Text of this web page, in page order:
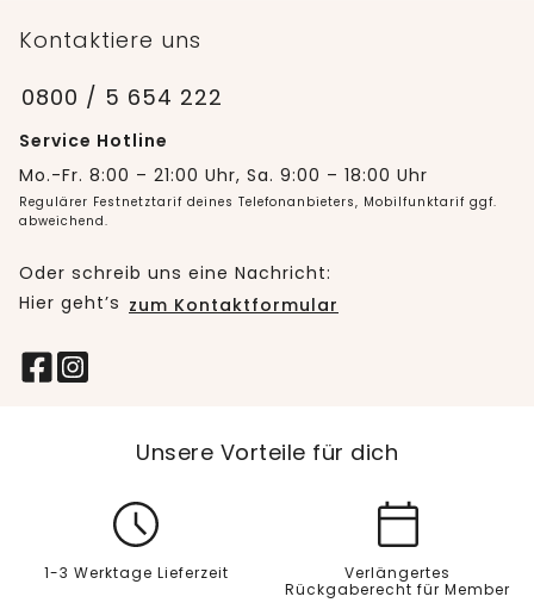
Kontaktiere uns
0800 / 5 654 222
Service Hotline
Mo.-Fr. 8:00 – 21:00 Uhr, Sa. 9:00 – 18:00 Uhr
Regulärer Festnetztarif deines Telefonanbieters, Mobilfunktarif ggf.
abweichend.
Oder schreib uns eine Nachricht:
Hier geht’s zum Kontaktformular
Unsere Vorteile für dich
1-3 Werktage Lieferzeit
Verlängertes
Rückgaberecht für Member